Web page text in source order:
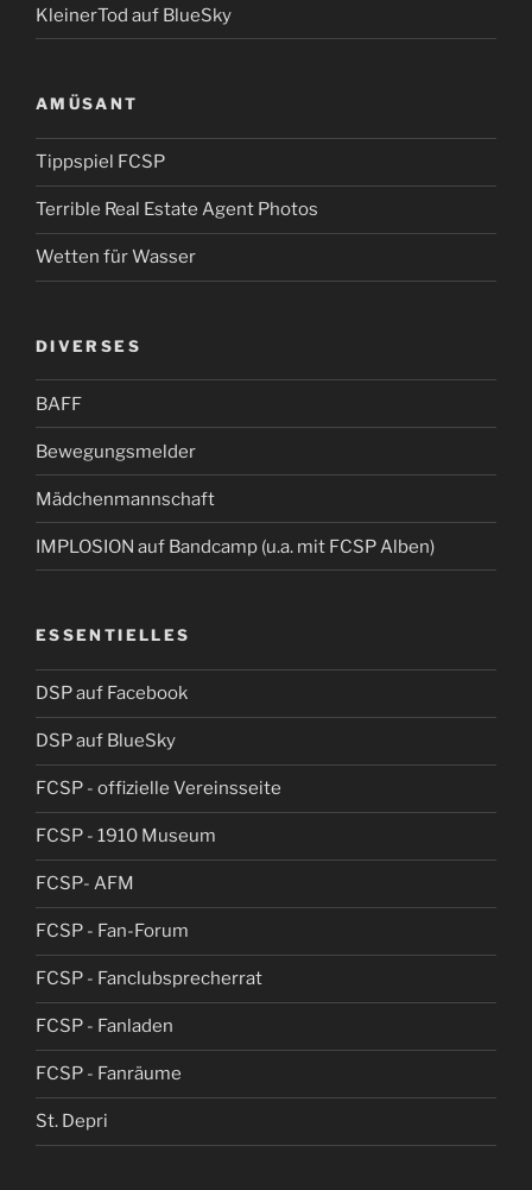
KleinerTod auf BlueSky
AMÜSANT
Tippspiel FCSP
Terrible Real Estate Agent Photos
Wetten für Wasser
DIVERSES
BAFF
Bewegungsmelder
Mädchenmannschaft
IMPLOSION auf Bandcamp (u.a. mit FCSP Alben)
ESSENTIELLES
DSP auf Facebook
DSP auf BlueSky
FCSP - offizielle Vereinsseite
FCSP - 1910 Museum
FCSP- AFM
FCSP - Fan-Forum
FCSP - Fanclubsprecherrat
FCSP - Fanladen
FCSP - Fanräume
St. Depri